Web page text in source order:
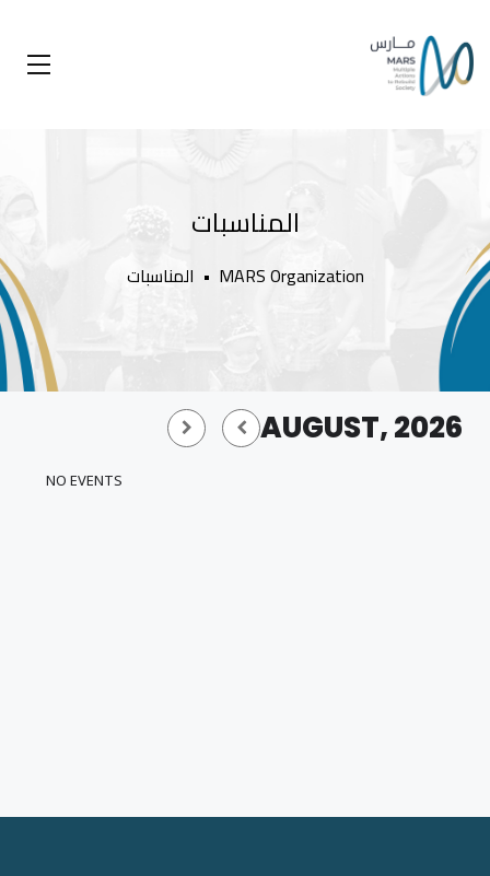
المناسبات
MARS Organization
• المناسبات
AUGUST, 2026
NO EVENTS